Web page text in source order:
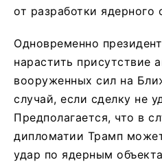
от разработки ядерного
Одновременно
нарастить присутствие
вооруженных сил на
случай, если сделку не
Предполагается, что в
дипломатии Трамп
удар по ядерным